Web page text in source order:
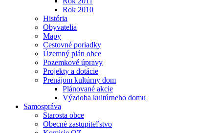
Rok 2010
História
Obyvatelia
Mapy
Cestovné poriadky
Územný plán obce
Pozemkové úpravy
Projekty a dotácie
Prenájom kultúrny dom
Plánované akcie
Výzdoba kultúrneho domu
Samospráva
Starosta obce
Obecné zastupiteľstvo